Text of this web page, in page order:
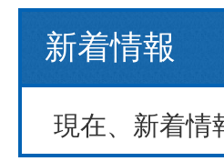
新着情報
現在、新着